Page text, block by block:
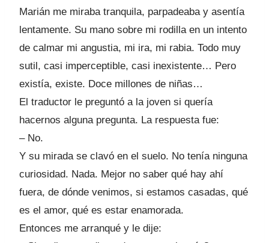
Marián me miraba tranquila, parpadeaba y asentía
lentamente. Su mano sobre mi rodilla en un intento
de calmar mi angustia, mi ira, mi rabia. Todo muy
sutil, casi imperceptible, casi inexistente… Pero
existía, existe. Doce millones de niñas…
El traductor le preguntó a la joven si quería
hacernos alguna pregunta. La respuesta fue:
– No.
Y su mirada se clavó en el suelo. No tenía ninguna
curiosidad. Nada. Mejor no saber qué hay ahí
fuera, de dónde venimos, si estamos casadas, qué
es el amor, qué es estar enamorada.
Entonces me arranqué y le dije: